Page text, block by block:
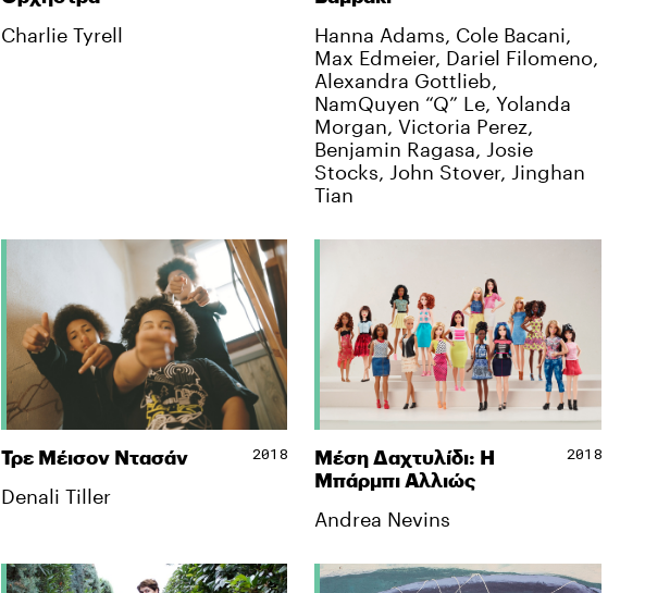
Charlie Tyrell
Hanna Adams, Cole Bacani,
Max Edmeier, Dariel Filomeno,
Alexandra Gottlieb,
NamQuyen “Q” Le, Yolanda
Morgan, Victoria Perez,
Benjamin Ragasa, Josie
Stocks, John Stover, Jinghan
Tian
Τρε Μέισον Ντασάν 2018
Denali Tiller
Μέση Δαχτυλίδι: Η
Μπάρμπι Αλλιώς
2018
Andrea Nevins